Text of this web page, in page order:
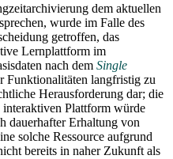
dem aktuellen
wurde im Falle des
getroffen, das
Lernplattform im
nach dem Single
Funktionalitäten langfristig zu
Herausforderung dar; die
Plattform würde
dauerhafter Erhaltung von
solche Ressource aufgrund
bereits in naher Zukunft als